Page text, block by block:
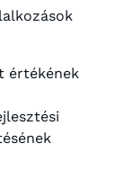
értékének